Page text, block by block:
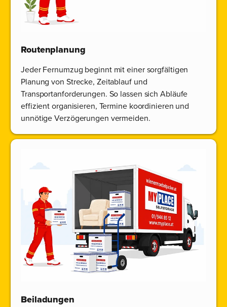
Routenplanung
Jeder Fernumzug beginnt mit einer sorgfältigen
Planung von Strecke, Zeitablauf und
Transportanforderungen. So lassen sich Abläufe
effizient organisieren, Termine koordinieren und
unnötige Verzögerungen vermeiden.
Beiladungen